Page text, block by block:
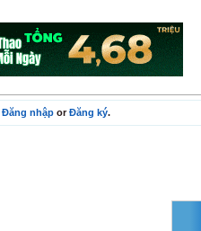
Đăng nhập orĐăng ký.